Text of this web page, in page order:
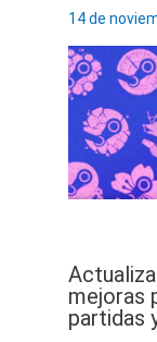
14 de
mejoras
partidas